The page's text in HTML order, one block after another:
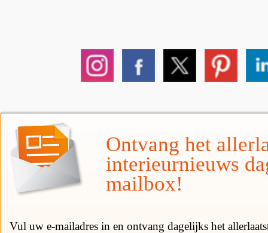
Ontvang het
interieurnieuws
mailbox!
Vul uw e-mailadres in en ontvang dagelijks het